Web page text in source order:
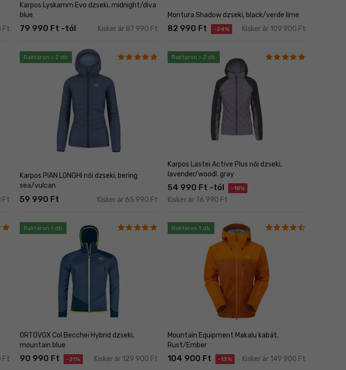
Ft
Karpos Lyskamm Evo dzseki, midnight/diva
blue
79 990 Ft -tól Kisker ár 87 990 Ft
Montura Shadow dzseki, black/verde lime
82 990 Ft -24% Kisker ár 109 900 Ft
Ft
Raktáron > 2 db
Karpos PIAN LONGHI női dzseki, bering
sea/vulcan
59 990 Ft Kisker ár 65 990 Ft
Raktáron > 2 db
Karpos Lastei Active Plus női dzseki,
lavender/woodl. gray
54 990 Ft -tól -18%
Kisker ár 76 990 Ft
Ft
Raktáron 1 db
ORTOVOX Col Becchei Hybrid dzseki,
mountain blue
90 990 Ft -21% Kisker ár 129 900 Ft
Raktáron 1 db
Mountain Equipment Makalu kabát,
Rust/Ember
104 900 Ft -13% Kisker ár 149 900 Ft